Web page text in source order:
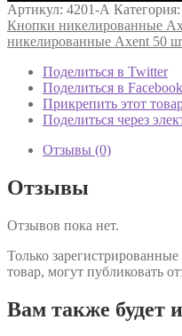
Артикул: 4201-А Категория:
Кнопки никелированные
никелированные Axent 50
Поделиться в Twitter
Поделиться в Facebook
Прикрепить этот
Поделиться через
Отзывы (0)
Отзывы
Отзывов пока нет.
Только
товар, могут публиковать
Вам также будет